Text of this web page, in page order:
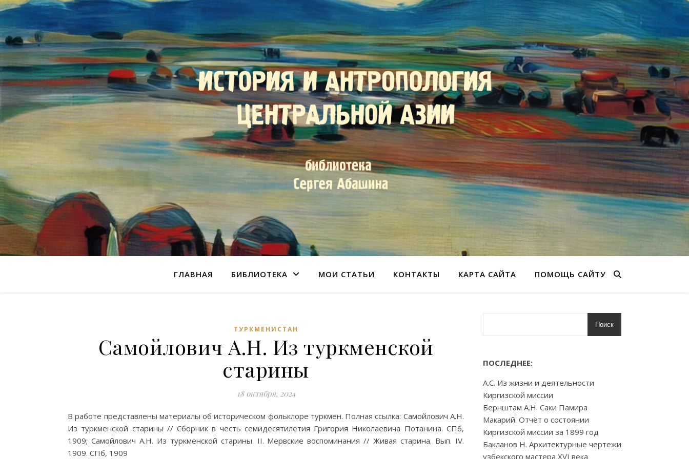
ГЛАВНАЯ БИБЛИОТЕКА МОИ СТАТЬИ КОНТАКТЫ КАРТА САЙТА ПОМОЩЬ САЙТУ
ТУРКМЕНИСТАН
Самойлович А.Н. Из туркменской
старины
18 октября, 2024
В работе представлены материалы об историческом фольклоре туркмен. Полная ссылка: Самойлович А.Н.
Из туркменской старины // Сборник в честь семидесятилетия Григория Николаевича Потанина. СПб,
1909; Самойлович А.Н. Из туркменской старины. II. Мервские воспоминания // Живая старина. Вып. IV.
1909. СПб, 1909
Поиск
ПОСЛЕДНЕЕ:
А.С. Из жизни и деятельности
Киргизской миссии
Бернштам А.Н. Саки Памира
Макарий. Отчёт о состоянии
Киргизской миссии за 1899 год
Бакланов Н. Архитектурные чертежи
узбекского мастера XVI века